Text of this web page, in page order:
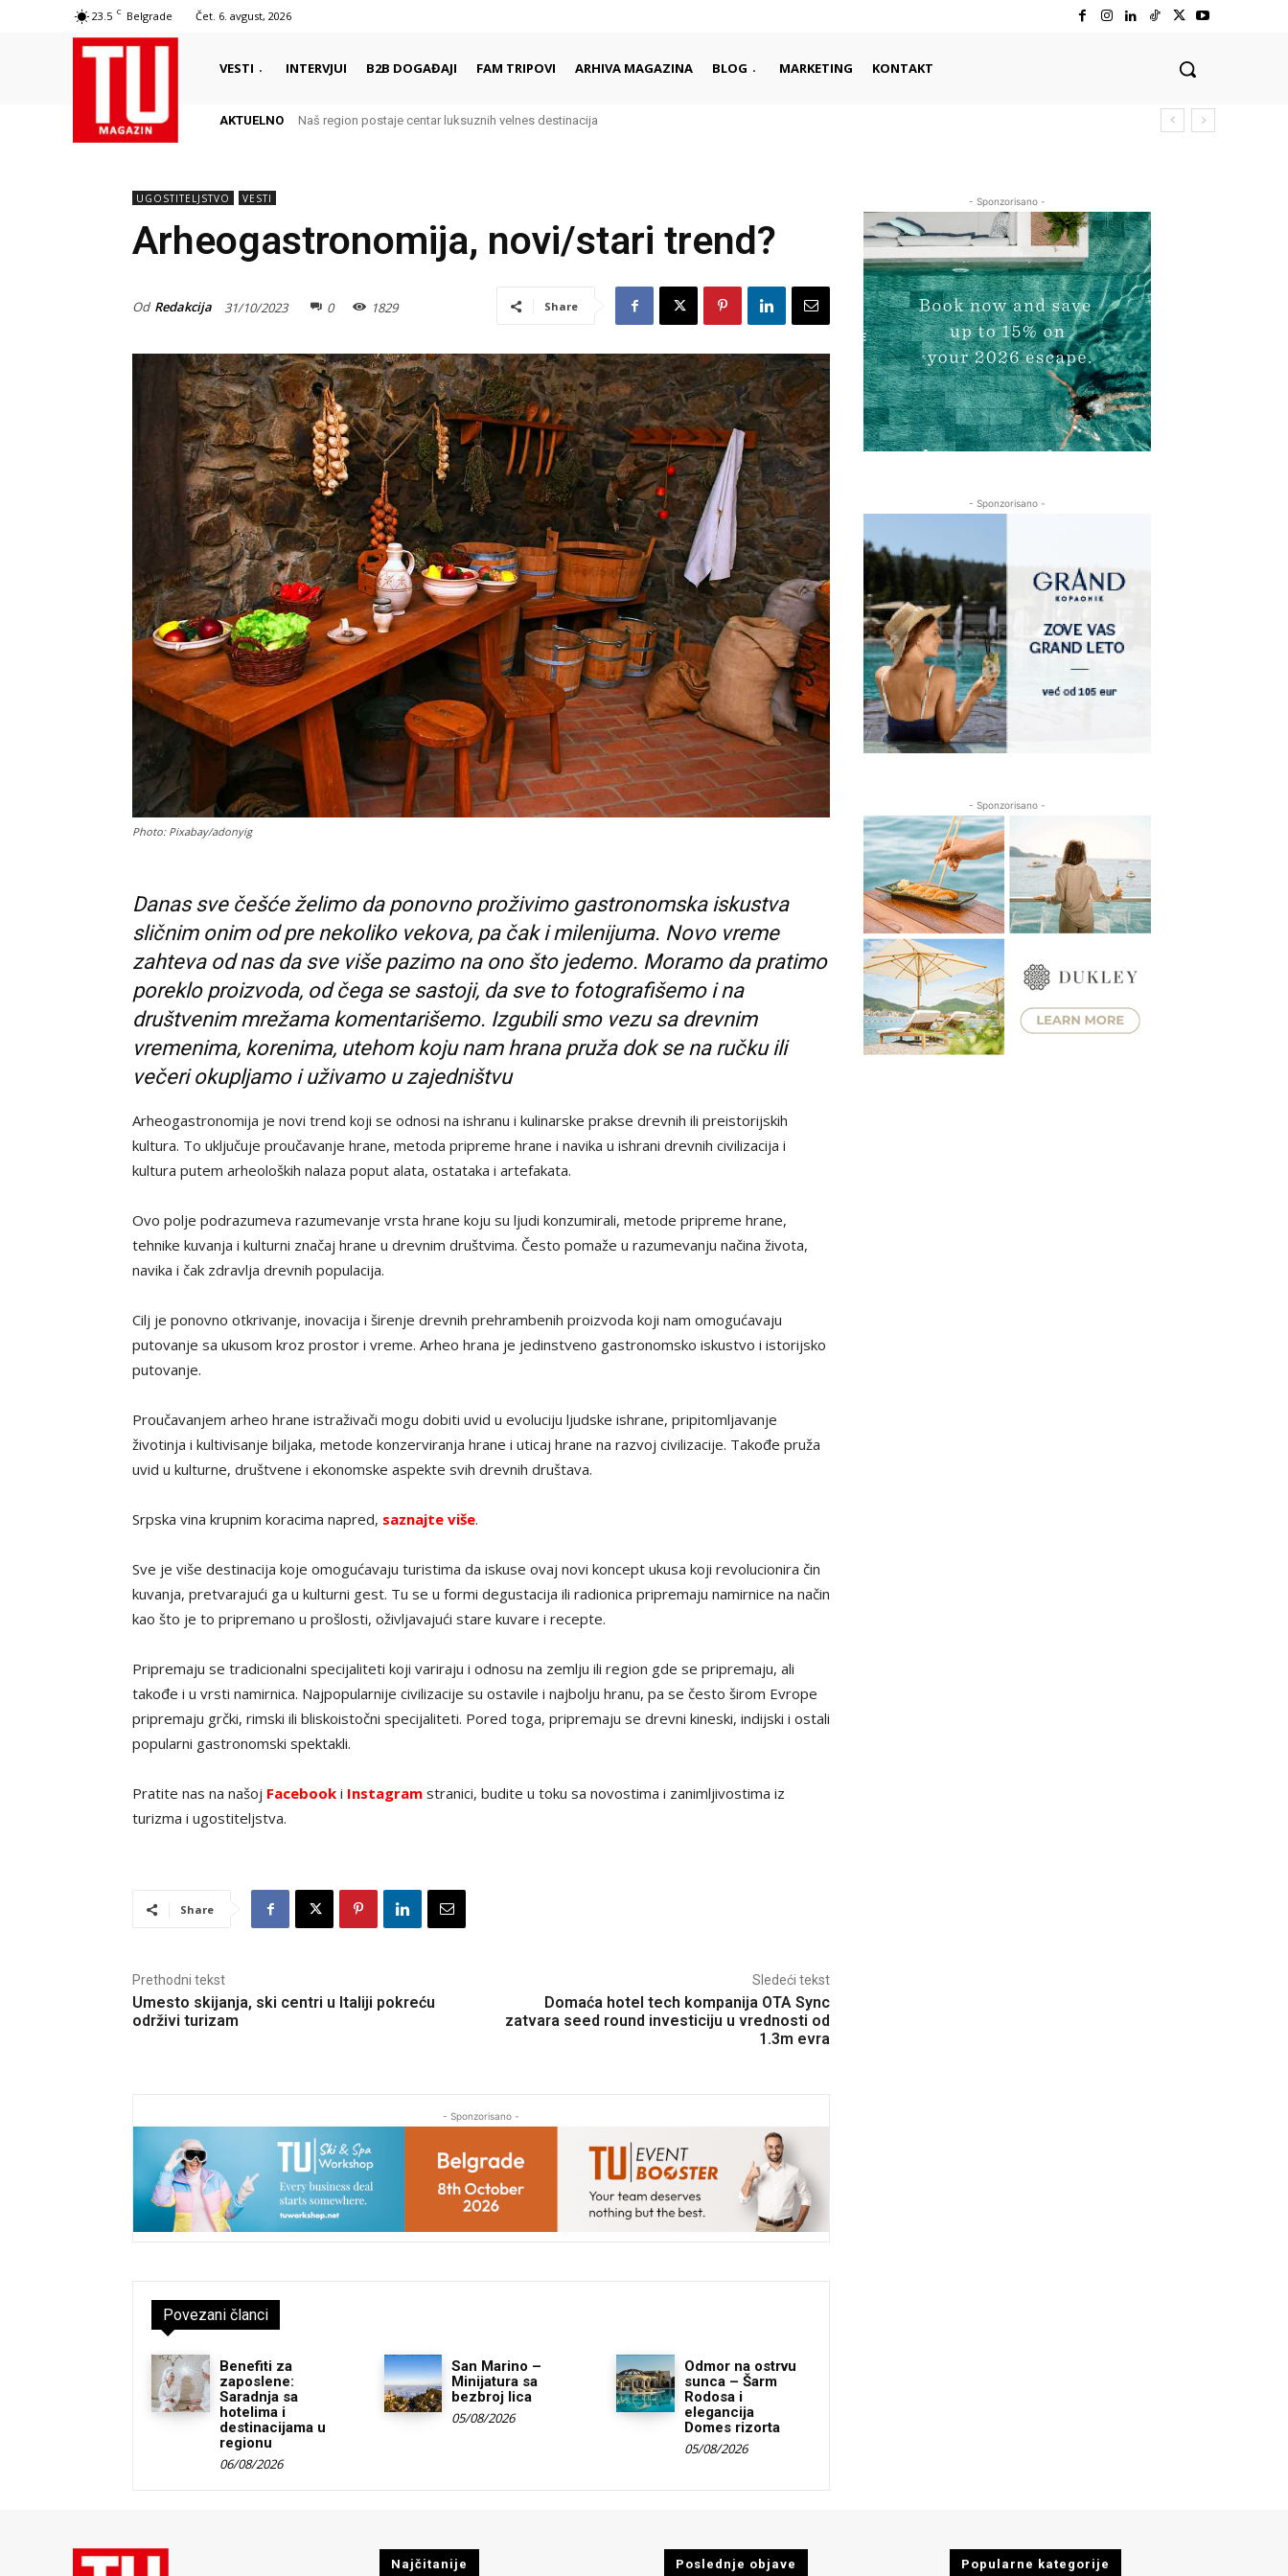
23.5 C Belgrade Čet. 6. avgust, 2026
VESTI INTERVJUI B2B DOGAĐAJI FAM TRIPOVI ARHIVA MAGAZINA BLOG MARKETING KONTAKT
AKTUELNO Naš region postaje centar luksuznih velnes destinacija
UGOSTITELJSTVO VESTI
Arheogastronomija, novi/stari trend?
Od Redakcija 31/10/2023 0 1829 Share
Photo: Pixabay/adonyig
Danas sve češće želimo da ponovno proživimo gastronomska iskustva
sličnim onim od pre nekoliko vekova, pa čak i milenijuma. Novo vreme
zahteva od nas da sve više pazimo na ono što jedemo. Moramo da pratimo
poreklo proizvoda, od čega se sastoji, da sve to fotografišemo i na
društvenim mrežama komentarišemo. Izgubili smo vezu sa drevnim
vremenima, korenima, utehom koju nam hrana pruža dok se na ručku ili
večeri okupljamo i uživamo u zajedništvu
Arheogastronomija je novi trend koji se odnosi na ishranu i kulinarske prakse drevnih ili preistorijskih
kultura. To uključuje proučavanje hrane, metoda pripreme hrane i navika u ishrani drevnih civilizacija i
kultura putem arheoloških nalaza poput alata, ostataka i artefakata.
Ovo polje podrazumeva razumevanje vrsta hrane koju su ljudi konzumirali, metode pripreme hrane,
tehnike kuvanja i kulturni značaj hrane u drevnim društvima. Često pomaže u razumevanju načina života,
navika i čak zdravlja drevnih populacija.
Cilj je ponovno otkrivanje, inovacija i širenje drevnih prehrambenih proizvoda koji nam omogućavaju
putovanje sa ukusom kroz prostor i vreme. Arheo hrana je jedinstveno gastronomsko iskustvo i istorijsko
putovanje.
Proučavanjem arheo hrane istraživači mogu dobiti uvid u evoluciju ljudske ishrane, pripitomljavanje
životinja i kultivisanje biljaka, metode konzerviranja hrane i uticaj hrane na razvoj civilizacije. Takođe pruža
uvid u kulturne, društvene i ekonomske aspekte svih drevnih društava.
Srpska vina krupnim koracima napred, saznajte više.
Sve je više destinacija koje omogućavaju turistima da iskuse ovaj novi koncept ukusa koji revolucionira čin
kuvanja, pretvarajući ga u kulturni gest. Tu se u formi degustacija ili radionica pripremaju namirnice na način
kao što je to pripremano u prošlosti, oživljavajući stare kuvare i recepte.
Pripremaju se tradicionalni specijaliteti koji variraju i odnosu na zemlju ili region gde se pripremaju, ali
takođe i u vrsti namirnica. Najpopularnije civilizacije su ostavile i najbolju hranu, pa se često širom Evrope
pripremaju grčki, rimski ili bliskoistočni specijaliteti. Pored toga, pripremaju se drevni kineski, indijski i ostali
popularni gastronomski spektakli.
Pratite nas na našoj Facebook i Instagram stranici, budite u toku sa novostima i zanimljivostima iz
turizma i ugostiteljstva.
Share
Prethodni tekst
Umesto skijanja, ski centri u Italiji pokreću
održivi turizam
Sledeći tekst
Domaća hotel tech kompanija OTA Sync
zatvara seed round investiciju u vrednosti od
1.3m evra
- Sponzorisano -
Povezani članci
Benefiti za
zaposlene:
Saradnja sa
hotelima i
destinacijama u
regionu
06/08/2026
San Marino –
Minijatura sa
bezbroj lica
05/08/2026
Odmor na ostrvu
sunca – Šarm
Rodosa i
elegancija
Domes rizorta
05/08/2026
- Sponzorisano -
- Sponzorisano -
- Sponzorisano -
Najčitanije Poslednje objave Popularne kategorije